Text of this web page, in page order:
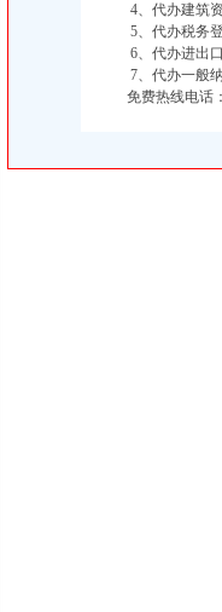
出口权）
（进出口权）
商注册）
册）
出口权)
万 （增资）
商注册）
出口权）
（进出口权）
商注册）
册）
4、代办建筑资
5、代办税务登
6、代办进出口
7、代办一般纳
免费热线电话：